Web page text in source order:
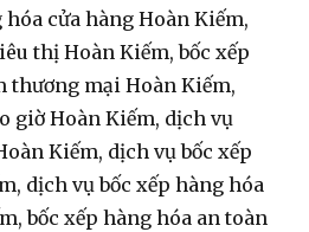
cửa hàng Hoàn Kiếm,
thị Hoàn Kiếm, bốc xếp
thương mại Hoàn Kiếm,
giờ Hoàn Kiếm, dịch vụ
Kiếm, dịch vụ bốc xếp
dịch vụ bốc xếp hàng hóa
bốc xếp hàng hóa an toàn